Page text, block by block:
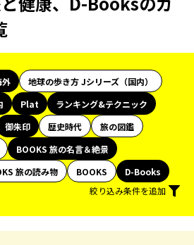
外
地球の歩き方 Jシリーズ（国内）
Plat
ランキング&テクニック
御朱印 歴史時代
旅の図鑑
BOOKS 旅の名言＆絶景
旅の読み物 BOOKS
D-Books
絞り込み条件を追加